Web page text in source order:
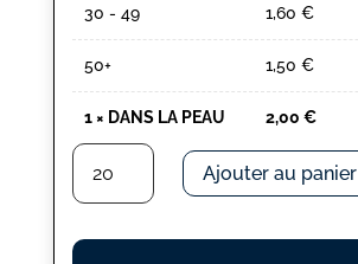
30 - 49 1,60 €
50+ 1,50 €
1× DANS LA PEAU 2,00 €
quantité
DANS
LA
Ajouter au panier